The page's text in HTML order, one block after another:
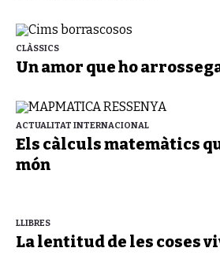
CLÀSSICS
Un amor que ho
ACTUALITAT INTERNACIONAL
Els càlculs matemàtics
món
LLIBRES
La lentitud de les coses